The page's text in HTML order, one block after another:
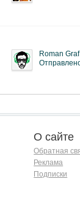
Roman Graf
О сайте
Обратная
Реклама
Подписки